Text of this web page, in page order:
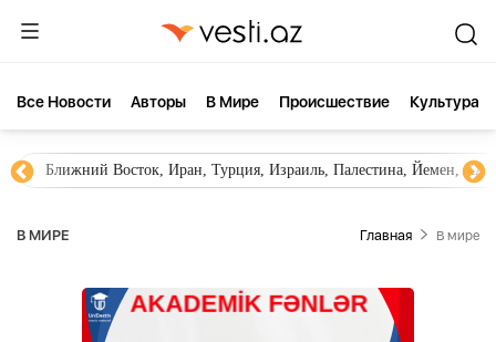
Все Новости Aвторы В Мире Происшествие Культура
Ближний Восток, Иран, Турция, Израиль, Палестина, Йемен,
В МИРЕ Главная В мире